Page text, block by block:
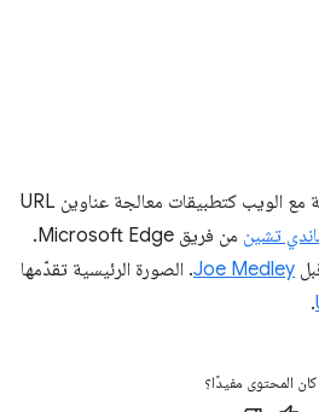
تم تحديد التطبيقات المتوافقة مع الويب كتطبيقات معالجة عناوين URL
تشين
من فريق Microsoft Edge.
Joe Medley. الصورة الرئيسية تقدّمها
.
المحتوى مفيدًا؟